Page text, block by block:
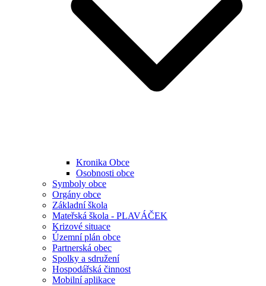
Kronika Obce
Osobnosti obce
Symboly obce
Orgány obce
Základní škola
Mateřská škola - PLAVÁČEK
Krizové situace
Územní plán obce
Partnerská obec
Spolky a sdružení
Hospodářská činnost
Mobilní aplikace